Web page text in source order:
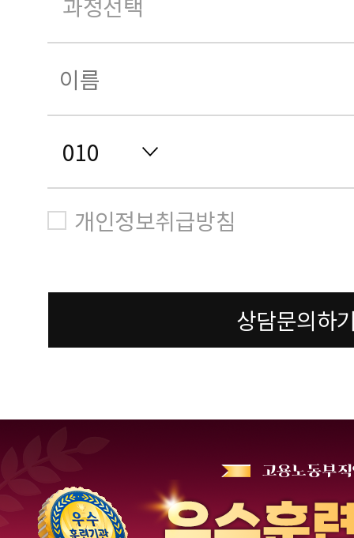
개인정보취급방침
상담문의하